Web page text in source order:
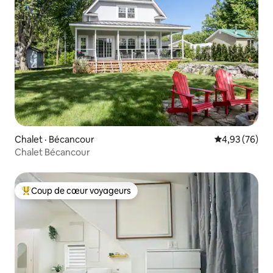
Chalet · Bécancour Note
4,93 (76)
Chalet Bécancour
Coup de cœur voyageurs parmi les plus aimés
Coup de cœur voyageurs